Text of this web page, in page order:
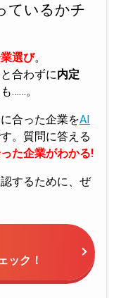
ているかチ
選び。
合わずに内定
……。
合った企業をAI
。質問に答える
た企業がわかる!
するために、ぜ
ック！